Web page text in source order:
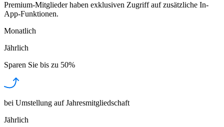
Premium-Mitglieder haben exklusiven Zugriff auf zusätzliche In-
App-Funktionen.
Monatlich
Jährlich
Sparen Sie bis zu 50%
bei Umstellung auf Jahresmitgliedschaft
Jährlich